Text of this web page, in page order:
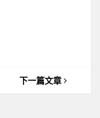
下一篇文章